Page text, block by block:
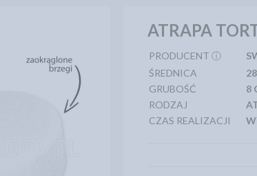
ATRAPA
PRODUCENT ⓘ
ŚREDNICA
GRUBOŚĆ
8
RODZAJ
CZAS REALIZACJI